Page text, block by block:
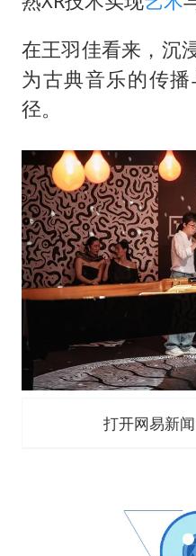
在王羽佳看来，沉
为古典音乐的传
径。
打开网易新